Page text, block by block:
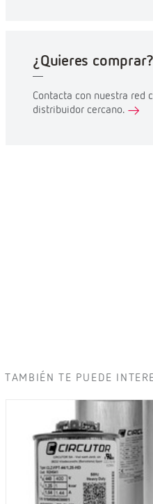
¿Quieres comprar?
Contacta con nuestra red
distribuidor cercano.
TAMBIÉN TE PUEDE